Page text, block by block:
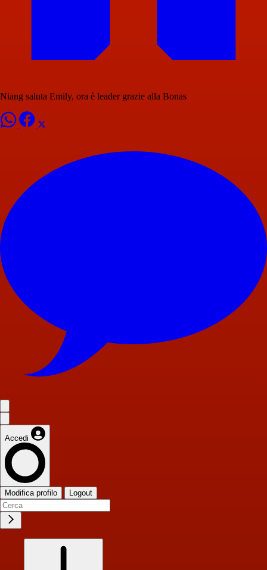
Niang saluta Emily, ora è leader grazie alla Bonas
Accedi
Modifica profilo Logout